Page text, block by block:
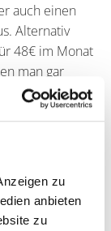
zu
anbieten
zu
auch einen
Alternativ
48€ im Monat
man gar
Anzahl
der
eine
Aufgaben